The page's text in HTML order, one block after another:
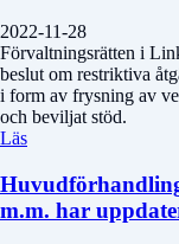
2022-11-28
Förvaltningsrätten i
beslut om restriktiva
i form av frysning av
och beviljat stöd.
Läs
m.m. har